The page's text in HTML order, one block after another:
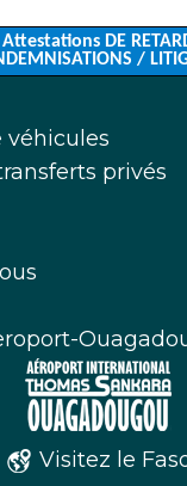
Attestations DE
/
véhicules
privés
Visitez le